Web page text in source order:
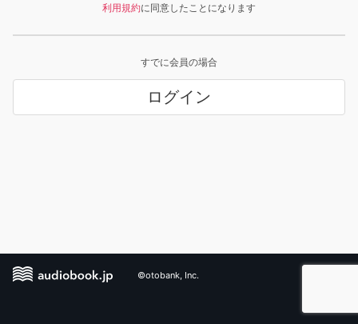
利用規約に同意したことになります
すでに会員の場合
ログイン
©otobank, Inc.